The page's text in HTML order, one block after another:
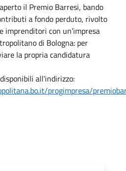
il Premio Barresi, bando
a fondo perduto, rivolto
imprenditori con un’impresa
di Bologna: per
la propria candidatura
all'indirizzo:
progimpresa/